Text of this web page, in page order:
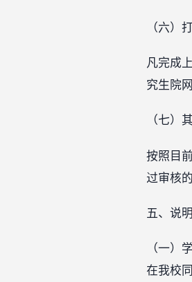
（六）
凡完成
究生院
（七）
按照目
过审核
五、说明
（一）
在我校